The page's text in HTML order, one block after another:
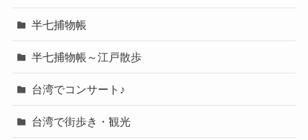
半七捕物帳
半七捕物帳～江戸散歩
台湾でコンサート♪
台湾で街歩き・観光